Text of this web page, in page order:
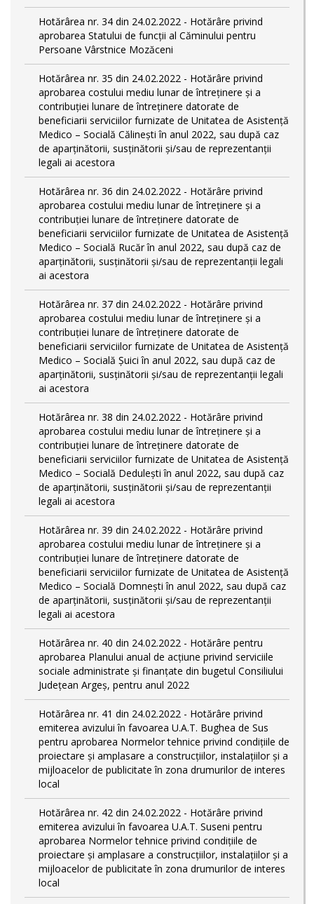
Hotărârea nr. 34 din 24.02.2022 - Hotărâre privind
aprobarea Statului de funcţii al Căminului pentru
Persoane Vârstnice Mozăceni
Hotărârea nr. 35 din 24.02.2022 - Hotărâre privind
aprobarea costului mediu lunar de întreținere și a
contribuției lunare de întreținere datorate de
beneficiarii serviciilor furnizate de Unitatea de Asistență
Medico – Socială Călineşti în anul 2022, sau după caz
de aparținătorii, susținătorii și/sau de reprezentanții
legali ai acestora
Hotărârea nr. 36 din 24.02.2022 - Hotărâre privind
aprobarea costului mediu lunar de întreținere și a
contribuției lunare de întreținere datorate de
beneficiarii serviciilor furnizate de Unitatea de Asistență
Medico – Socială Rucăr în anul 2022, sau după caz de
aparținătorii, susținătorii și/sau de reprezentanții legali
ai acestora
Hotărârea nr. 37 din 24.02.2022 - Hotărâre privind
aprobarea costului mediu lunar de întreținere și a
contribuției lunare de întreținere datorate de
beneficiarii serviciilor furnizate de Unitatea de Asistență
Medico – Socială Șuici în anul 2022, sau după caz de
aparținătorii, susținătorii și/sau de reprezentanții legali
ai acestora
Hotărârea nr. 38 din 24.02.2022 - Hotărâre privind
aprobarea costului mediu lunar de întreținere și a
contribuției lunare de întreținere datorate de
beneficiarii serviciilor furnizate de Unitatea de Asistență
Medico – Socială Dedulești în anul 2022, sau după caz
de aparținătorii, susținătorii și/sau de reprezentanții
legali ai acestora
Hotărârea nr. 39 din 24.02.2022 - Hotărâre privind
aprobarea costului mediu lunar de întreținere și a
contribuției lunare de întreținere datorate de
beneficiarii serviciilor furnizate de Unitatea de Asistență
Medico – Socială Domnești în anul 2022, sau după caz
de aparținătorii, susținătorii și/sau de reprezentanții
legali ai acestora
Hotărârea nr. 40 din 24.02.2022 - Hotărâre pentru
aprobarea Planului anual de acţiune privind serviciile
sociale administrate și finanţate din bugetul Consiliului
Județean Argeş, pentru anul 2022
Hotărârea nr. 41 din 24.02.2022 - Hotărâre privind
emiterea avizului în favoarea U.A.T. Bughea de Sus
pentru aprobarea Normelor tehnice privind condiţiile de
proiectare şi amplasare a construcţiilor, instalaţiilor şi a
mijloacelor de publicitate în zona drumurilor de interes
local
Hotărârea nr. 42 din 24.02.2022 - Hotărâre privind
emiterea avizului în favoarea U.A.T. Suseni pentru
aprobarea Normelor tehnice privind condiţiile de
proiectare şi amplasare a construcţiilor, instalaţiilor şi a
mijloacelor de publicitate în zona drumurilor de interes
local